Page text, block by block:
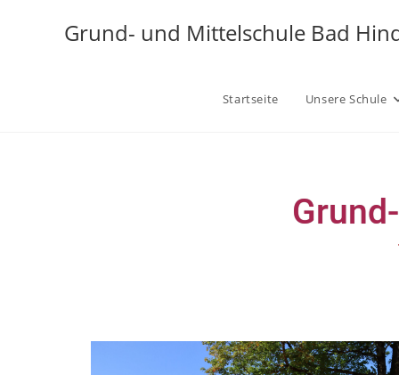
Grund- und Mittelschule Bad
Startseite Unsere Schule